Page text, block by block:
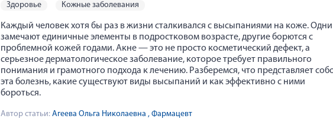
здоровье кожные заболевания
Каждый человек хотя бы раз в жизни сталкивался с высыпаниями на коже. Одни
замечают единичные элементы в подростковом возрасте, другие борются с
проблемной кожей годами. Акне — это не просто косметический дефект, а
серьезное дерматологическое заболевание, которое требует правильного
понимания и грамотного подхода к лечению. Разберемся, что представляет
эта болезнь, какие существуют виды высыпаний и как эффективно с ними
бороться.
Автор статьи: Агеева Ольга Николаевна , Фармацевт